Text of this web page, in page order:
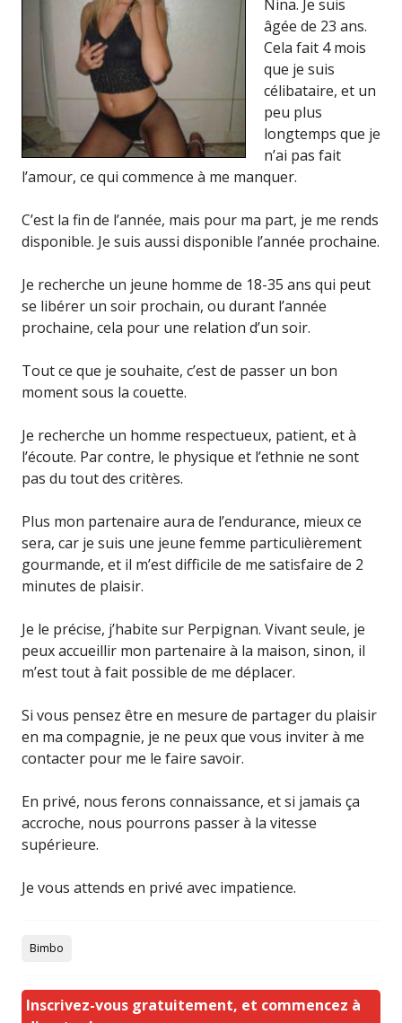
Nina. Je suis
âgée de 23 ans.
Cela fait 4 mois
que je suis
célibataire, et un
peu plus
longtemps que je
n’ai pas fait
l’amour, ce qui commence à me manquer.
C’est la fin de l’année, mais pour ma part, je me rends
disponible. Je suis aussi disponible l’année prochaine.
Je recherche un jeune homme de 18-35 ans qui peut
se libérer un soir prochain, ou durant l’année
prochaine, cela pour une relation d’un soir.
Tout ce que je souhaite, c’est de passer un bon
moment sous la couette.
Je recherche un homme respectueux, patient, et à
l’écoute. Par contre, le physique et l’ethnie ne sont
pas du tout des critères.
Plus mon partenaire aura de l’endurance, mieux ce
sera, car je suis une jeune femme particulièrement
gourmande, et il m’est difficile de me satisfaire de 2
minutes de plaisir.
Je le précise, j’habite sur Perpignan. Vivant seule, je
peux accueillir mon partenaire à la maison, sinon, il
m’est tout à fait possible de me déplacer.
Si vous pensez être en mesure de partager du plaisir
en ma compagnie, je ne peux que vous inviter à me
contacter pour me le faire savoir.
En privé, nous ferons connaissance, et si jamais ça
accroche, nous pourrons passer à la vitesse
supérieure.
Je vous attends en privé avec impatience.
Bimbo
Inscrivez-vous gratuitement, et commencez à